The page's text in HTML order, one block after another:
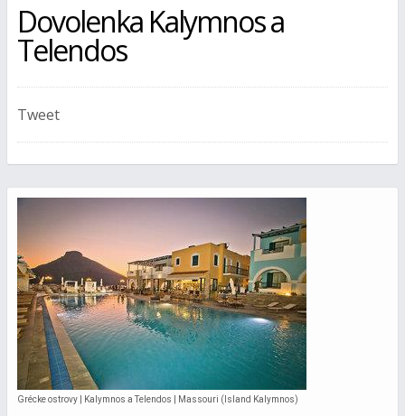
Dovolenka Kalymnos a
Telendos
Tweet
Grécke ostrovy | Kalymnos a Telendos | Massouri (Island Kalymnos)